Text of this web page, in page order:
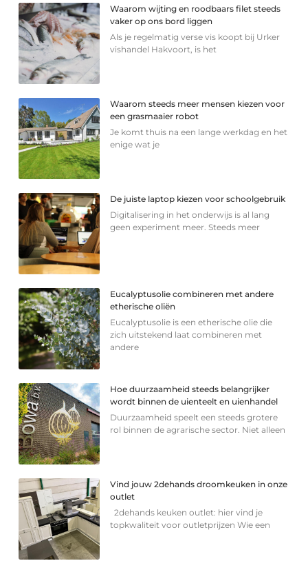
Waarom wijting en roodbaars filet steeds
vaker op ons bord liggen
Als je regelmatig verse vis koopt bij Urker
vishandel Hakvoort, is het
Waarom steeds meer mensen kiezen voor
een grasmaaier robot
Je komt thuis na een lange werkdag en het
enige wat je
De juiste laptop kiezen voor schoolgebruik
Digitalisering in het onderwijs is al lang
geen experiment meer. Steeds meer
Eucalyptusolie combineren met andere
etherische oliën
Eucalyptusolie is een etherische olie die
zich uitstekend laat combineren met
andere
Hoe duurzaamheid steeds belangrijker
wordt binnen de uienteelt en uienhandel
Duurzaamheid speelt een steeds grotere
rol binnen de agrarische sector. Niet alleen
Vind jouw 2dehands droomkeuken in onze
outlet
2dehands keuken outlet: hier vind je
topkwaliteit voor outletprijzen Wie een